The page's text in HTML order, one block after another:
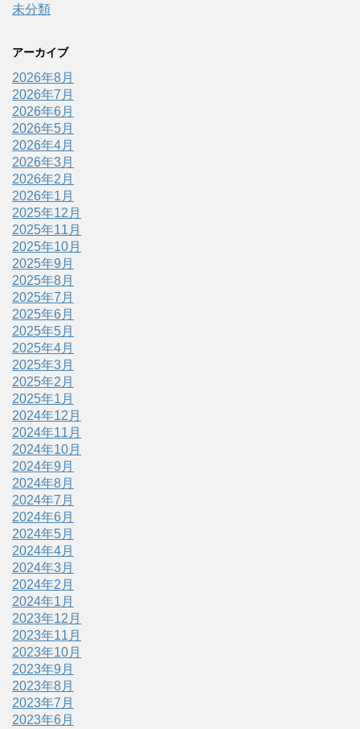
未分類
アーカイブ
2026年8月
2026年7月
2026年6月
2026年5月
2026年4月
2026年3月
2026年2月
2026年1月
2025年12月
2025年11月
2025年10月
2025年9月
2025年8月
2025年7月
2025年6月
2025年5月
2025年4月
2025年3月
2025年2月
2025年1月
2024年12月
2024年11月
2024年10月
2024年9月
2024年8月
2024年7月
2024年6月
2024年5月
2024年4月
2024年3月
2024年2月
2024年1月
2023年12月
2023年11月
2023年10月
2023年9月
2023年8月
2023年7月
2023年6月